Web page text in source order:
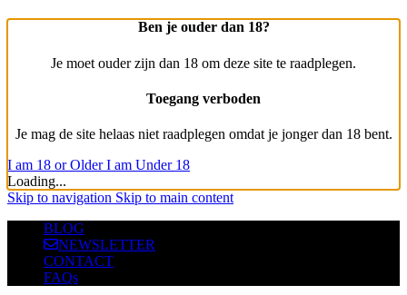
Ben je ouder dan 18?
Je moet ouder zijn dan 18 om deze site te raadplegen.
Toegang verboden
Je mag de site helaas niet raadplegen omdat je jonger dan 18 bent.
I am 18 or OlderI am Under 18
Loading...
Skip to navigation Skip to main content
BLOG
NEWSLETTER
CONTACT
FAQs